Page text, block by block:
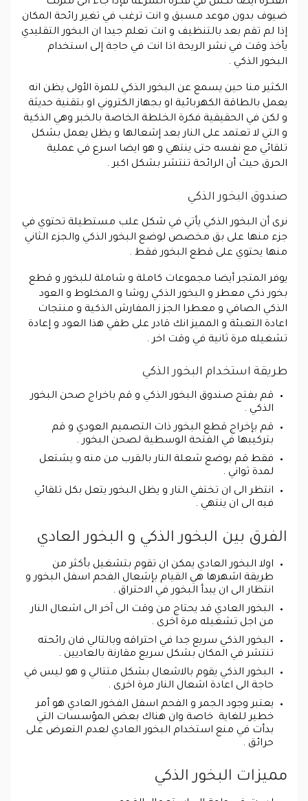
ضيوف بدون موعد مسبق و انت ترغب في تغير رائحة المكان
إذا لم تقم بعد بالتنظيف و انت تعلم جيدا ان البخور التقليدي
يأخذ وقت في نشر الريحة اذا انت في حاجة إلى استخدام
البخور الذكي .
الكثير منا حين يسمع عن البخور الذكي للمرة الأولى يظن انه
يعمل بالطاقة الكهربائية او بجهاز الكتروني او بتقنية حديثة
و لكن في الحقيقية فكرة الخلطة الخاصة بالخبر وهي الذكية
و التي لا تعتمد على النار بعد إشعالها و يظل يعمل بشكل
تلقائي مع نفسه حتى ينتهي و هو ايضا اسرع في عملية
الحرق حيث أن الرائحة تنتشر بشكل اكبر .
صندوق البخور الذكي
نرى أن البخور الذكي يأتي في شكل علب مستطيلة تحتوي في
جزء منها على بق مخصص لوضع البخور الذكي والجزء الثاني
منها يحتوي على قطع البخور فقط .
يوفر المتجر أيضا مجموعات كاملة و شاملة للبخور و قطع
بخور ذكي معطر و البخور الذكي روشا و المخلوط و العود
الذكي الصافي و معطرا الجز ز المفارش الذكية و منتجات
اعادة التعبئة و المميز انك قادر على طفي هذا العود و إعادة
تشغيله مرة ثانية في وقت اخر .
طريقة استخدام البخور الذكي
قم بفتح صندوق البخور الذكي و قم باخراج صحن البخور
الذكي .
قم بإخراج قطع البخور ذات التصميم العودي و قم
بتركيبها في الفتحة الوسطية لصحن البخور .
فقط قم بوضع شعلة النار بالقرب من منه و يشتعل
لمدة ثواني .
انتظر الى ان تختفي النار و يظل البخور يتعل بكل تلقائي
فيه الى ان ينتهي .
الفرق بين البخور الذكي و البخور العادي
اولا البخور العادي يمكن ان تقوم بتشغيل بأكثر من
طريقة اشهرها هي القيام بإشعال الفحم اسفل البخور و
انتظار الى ان يبدأ البخور في الاحتراق .
البخور العادي قد يحتاج من وقت الى آخر الى اشعال النار
من اجل تشغيله مرة اخرى .
البخور الذكي سريع جدا في احتراقه وبالتالي فان رائحته
تنتشر في المكان بشكل سريع مقارنة بالعاديين .
البخور الذكي يقوم بالاشعال بشكل متتالي و هو ليس في
حاجة الى اعادة اشعال النار مرة اخرى .
يعتبر وجود الجمر و الفحم اسفل الفخور العادي هو أمر
خطير للغاية خاصة وان هناك بعض المؤسسات التي
بدأت في منع استخدام البخور العادي لعدم التعرض على
حرائق .
مميزات البخور الذكي